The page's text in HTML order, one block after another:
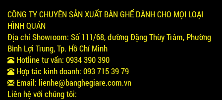
CÔNG TY CHUYÊN SẢN XUẤT BÀN GHẾ DÀNH CHO MỌI LOẠI
HÌNH QUÁN
Địa chỉ Showroom: Số 111/68, đường Đặng Thùy Trâm, Phường
Bình Lợi Trung, Tp. Hồ Chí Minh
Hotline tư vấn: 0934 390 390
Hợp tác kinh doanh: 093 715 39 79
Email: lienhe@banghegiare.com.vn
Liên hệ với chúng tôi: